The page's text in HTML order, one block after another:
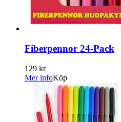
Fiberpennor 24-Pack
129 kr
Mer infoKöp